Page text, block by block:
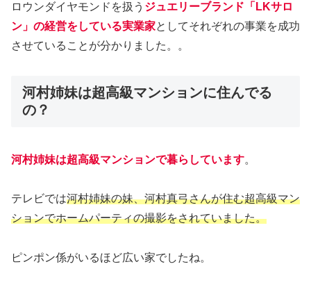
ロウンダイヤモンドを扱う ジュエリーブランド「LKサロ
ン」の経営をしている実業家としてそれぞれの事業を成功
させていることが分かりました。。
河村姉妹は超高級マンションに住んでる
の？
河村姉妹は超高級マンションで暮らしています。
テレビでは河村姉妹の妹、河村真弓さんが住む超高級マン
ションでホームパーティの撮影をされていました。
ピンポン係がいるほど広い家でしたね。